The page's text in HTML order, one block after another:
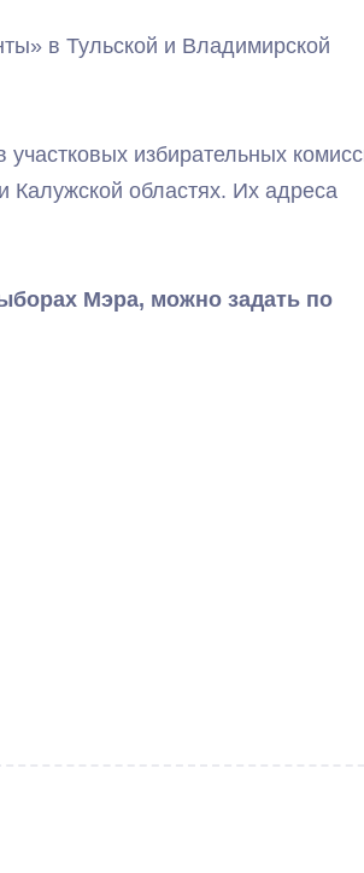
в Тульской и Владимирской
избирательных
Калужской областях. Их адреса
Мэра, можно задать по